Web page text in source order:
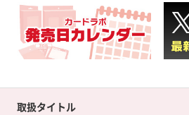
取扱タイトル